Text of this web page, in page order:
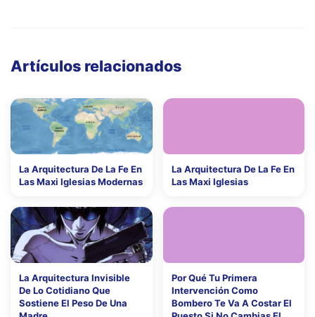
Artículos relacionados
La Arquitectura De La Fe En
Las Maxi Iglesias Modernas
La Arquitectura De La Fe En
Las Maxi Iglesias
La Arquitectura Invisible
De Lo Cotidiano Que
Sostiene El Peso De Una
Por Qué Tu Primera
Intervención Como
Bombero Te Va A Costar El